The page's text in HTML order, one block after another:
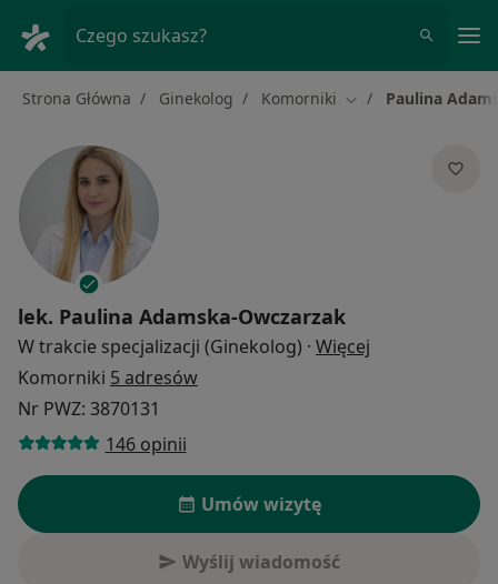
Czego szukasz?
Strona Główna Ginekolog Komorniki Zmień miasto
Paulina
lek. Paulina Adamska-Owczarzak
W trakcie specjalizacji (Ginekolog) · Więcej
Komorniki 5 adresów
Nr PWZ: 3870131
146 opinii
Umów wizytę
Wyślij wiadomość